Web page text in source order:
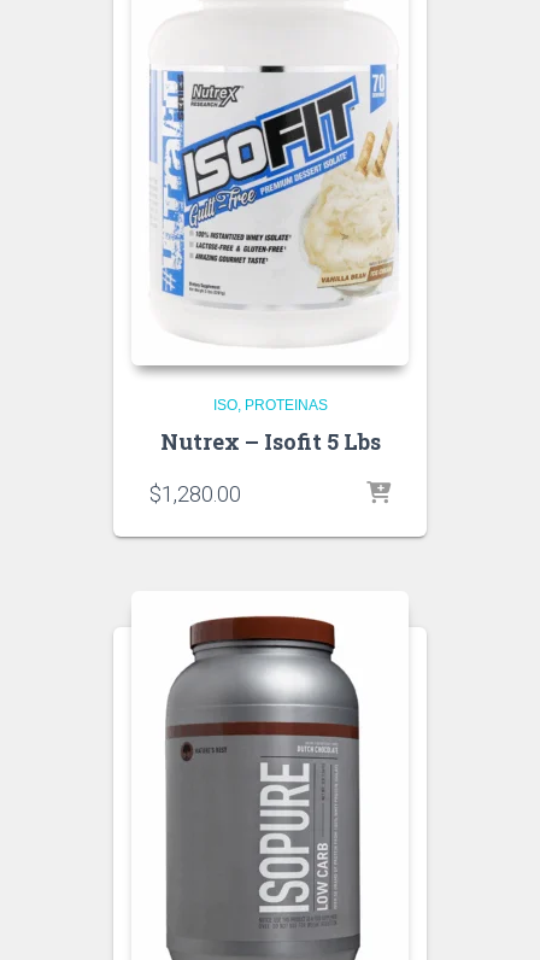
ISO PROTEINAS
Nutrex – Isofit 5 Lbs
$1,280.00